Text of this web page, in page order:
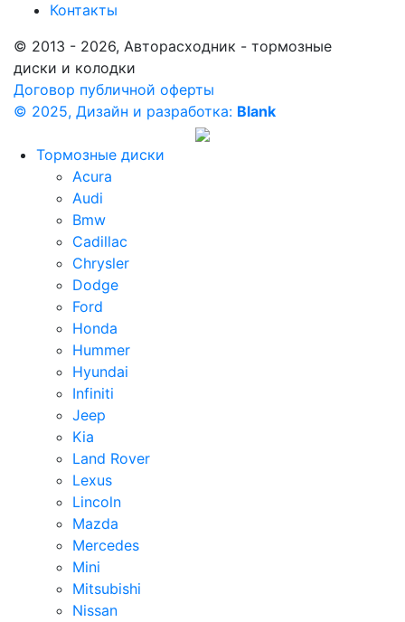
Контакты
© 2013 - 2026, Авторасходник - тормозные
диски и колодки
Договор публичной оферты
© 2025, Дизайн и разработка: Blank
Тормозные диски
Acura
Audi
Bmw
Cadillac
Chrysler
Dodge
Ford
Honda
Hummer
Hyundai
Infiniti
Jeep
Kia
Land Rover
Lexus
Lincoln
Mazda
Mercedes
Mini
Mitsubishi
Nissan